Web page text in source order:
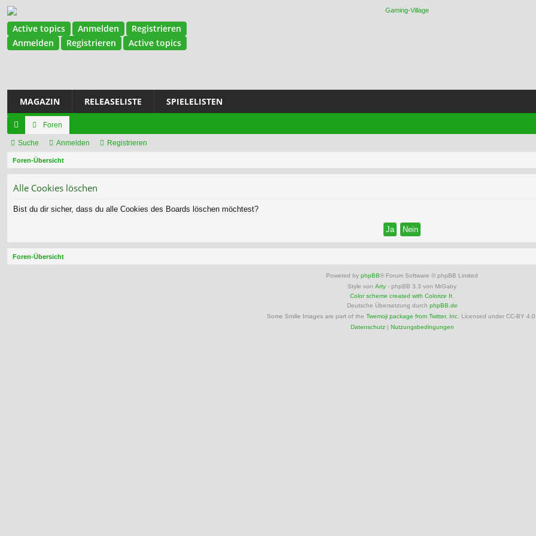
Active topics Anmelden
Registrieren
Anmelden
Registrieren Active topics
MAGAZIN RELEASELISTE SPIELELISTEN
ch
ne
Foren
Suche Anmelden Registrieren
Foren-Übersicht
Alle Cookies löschen
Bist du dir sicher, dass du alle Cookies des Boards löschen möchtest?
Foren-Übersicht
Powered by phpBB® Forum Software © phpBB Limited
Style von Arty - phpBB 3.3 von MrGaby
Color scheme created with Colorize It
Deutsche Übersetzung durch phpBB.de
Some Smilie Images are part of the Twemoji package from Twitter, Inc.
Licensed under CC-BY
Datenschutz| Nutzungsbedingungen